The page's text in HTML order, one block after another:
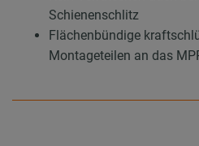
Schienenschlitz
Flächenbündige
Montageteilen an das